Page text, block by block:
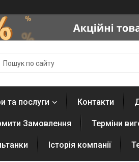
та послуги Контакти
Замовлення Терміни
Історія компанії